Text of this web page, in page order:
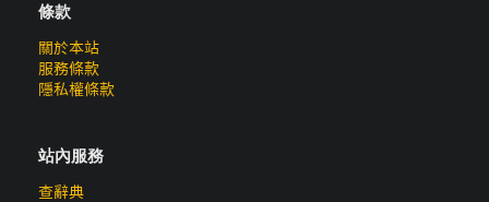
條款
關於本站
服務條款
隱私權條款
站內服務
查辭典